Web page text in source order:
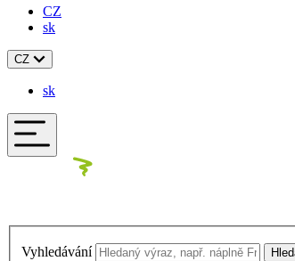
CZ
sk
CZ
sk
Vyhledávání